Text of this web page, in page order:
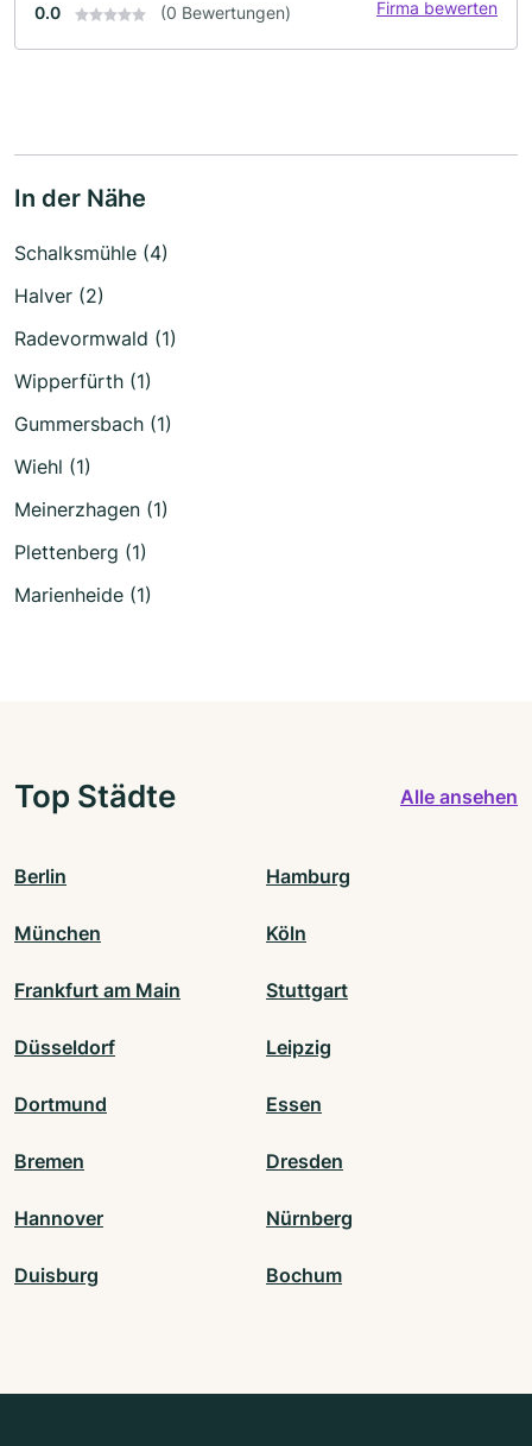
0.0 (0 Bewertungen) Firma bewerten
In der Nähe
Schalksmühle (4)
Halver (2)
Radevormwald (1)
Wipperfürth (1)
Gummersbach (1)
Wiehl (1)
Meinerzhagen (1)
Plettenberg (1)
Marienheide (1)
Top Städte Alle ansehen
Berlin Hamburg
München Köln
Frankfurt am Main Stuttgart
Düsseldorf Leipzig
Dortmund Essen
Bremen Dresden
Hannover Nürnberg
Duisburg Bochum